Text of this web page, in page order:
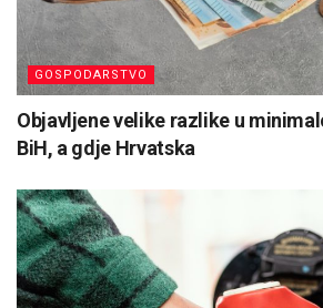
GOSPODARSTVO
Objavljene velike razlike u
BiH, a gdje Hrvatska